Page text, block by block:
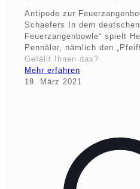
Antipode zur
Schaefers In dem
Feuerzangenbowle“ spielt
Pennäler, nämlich den
Gefällt Ihnen das?
Mehr erfahren
19. März 2021